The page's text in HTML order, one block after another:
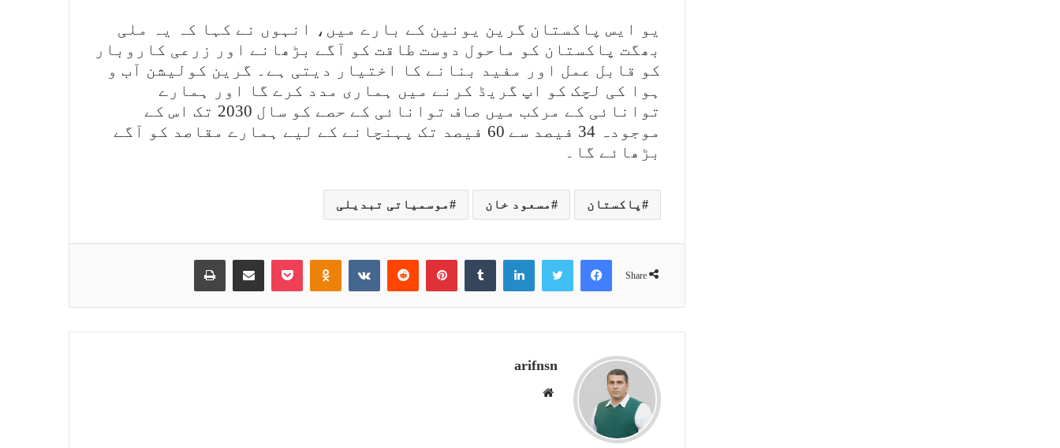
یو ایس پاکستان گرین یونین کے بارے میں، انہوں نے کہا کہ یہ ملی
بھگت پاکستان کو ماحول دوست طاقت کو آگے بڑھانے اور زرعی کاروبار
کو قابل عمل اور مفید بنانے کا اختیار دیتی ہے۔ گرین کولیشن آب و
ہوا کی لچک کو اپ گریڈ کرنے میں ہماری مدد کرے گا اور ہمارے
توانائی کے مرکب میں صاف توانائی کے حصے کو سال 2030 تک اس کے
موجودہ 34 فیصد سے 60 فیصد تک پہنچانے کے لیے ہمارے مقاصد کو آگے
بڑھائے گا۔
پاکستان مسعود خان موسمیاتی تبدیلی
Share
Facebook
LinkedIn
arifnsn